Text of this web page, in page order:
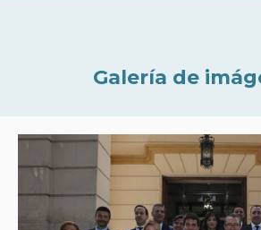
Galería de